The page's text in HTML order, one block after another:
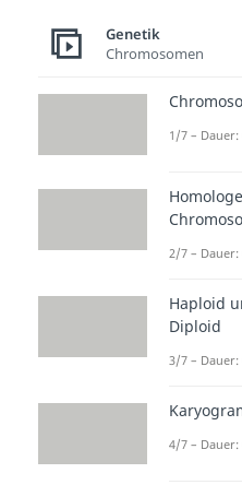
Mutterzelle
kopiert
— also
dadurch
Vorgang
Durch
Pflanzen,
dauert
Genetik
Chromosomen
1/7 – Dauer:
Homologe
2/7 – Dauer:
Haploid
Diploid
3/7 – Dauer:
4/7 – Dauer: